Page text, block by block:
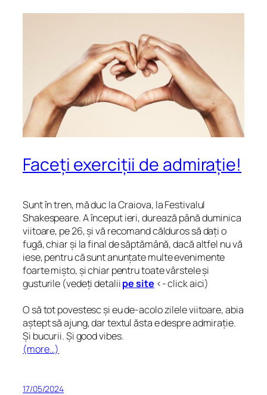
Faceți exerciții de admirație!
Sunt în tren, mă duc la Craiova, la Festivalul
Shakespeare. A început ieri, durează până duminica
viitoare, pe 26, și vă recomand călduros să dați o
fugă, chiar și la final de săptămână, dacă altfel nu vă
iese, pentru că sunt anunțate multe evenimente
foarte mișto, și chiar pentru toate vârstele și
gusturile (vedeți detaliipe site <- click aici)
O să tot povestesc și eu de-acolo zilele viitoare, abia
aștept să ajung, dar textul ăsta e despre admirație.
Și bucurii. Șigood vibes.
(more…)
17/05/2024